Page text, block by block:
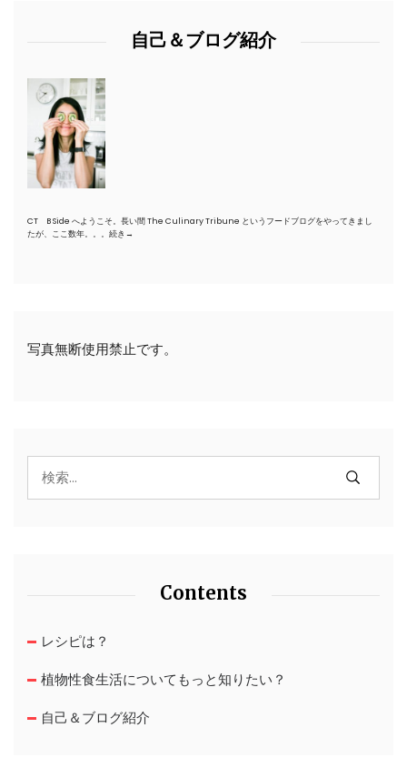
自己＆ブログ紹介
CT B Side へようこそ。長い間 The Culinary Tribune というフードブログをやってきまし
たが、ここ数年。。。 続き→
写真無断使用禁止です。
Contents
レシピは？
植物性食生活についてもっと知りたい？
自己＆ブログ紹介